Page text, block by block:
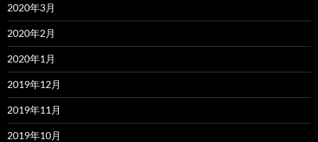
2020年3月
2020年2月
2020年1月
2019年12月
2019年11月
2019年10月